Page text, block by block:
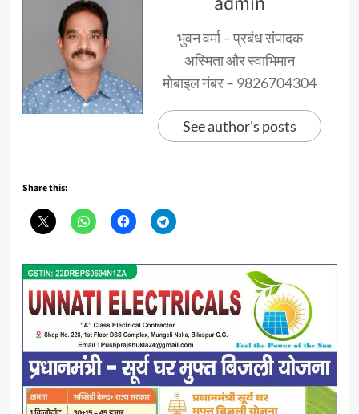
भुवन वर्मा – प्रबंध संपादक
अस्मिता और स्वाभिमान
मोबाइल नंबर – 9826704304
See author's posts
Share this: